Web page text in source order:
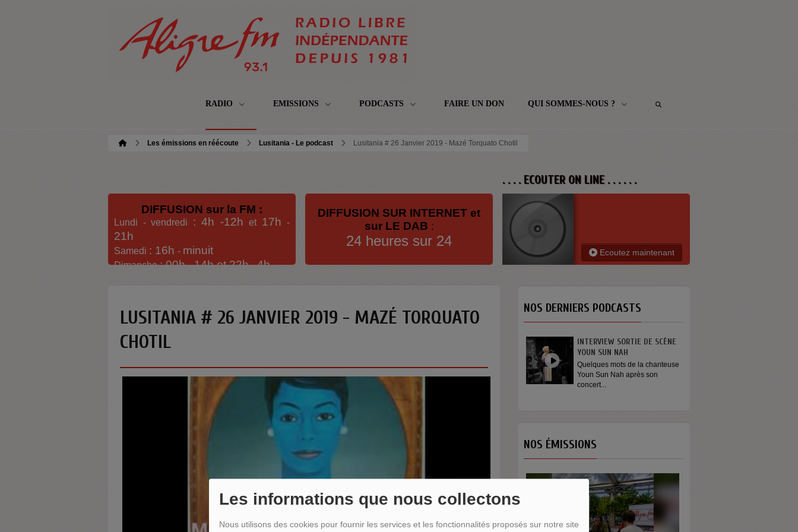
Les informations que nous collectons
Nous utilisons des cookies pour fournir les services et les fonctionnalités proposés sur notre site
RADIO EMISSIONS PODCASTS FAIRE UN DON QUI SOMMES-NOUS ?
Les émissions en réécoute Lusitania - Le podcast Lusitania # 26 Janvier 2019 - Mazé Torquato Chotil
DIFFUSION sur la FM :
Lundi - vendredi : 4h -12h et 17h -
21h
Samedi : 16h - minuit
Dimanche: 00h -14h et 22h-4h
DIFFUSION SUR INTERNET et
sur LE DAB :
24 heures sur 24
. . . . ECOUTER ON LINE . . . . . .
Ecoutez maintenant
LUSITANIA # 26 JANVIER 2019 - MAZÉ TORQUATO
CHOTIL
NOS DERNIERS PODCASTS
GÉNÉRATION ENGAGÉE
On dit que les jeunes ne
s’engagent plus. Et si le...
NOS ÉMISSIONS